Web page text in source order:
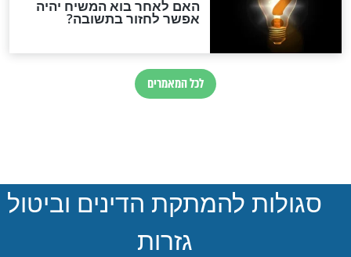
ההסכם החשאי של טראמפ
ואיראן: בלי שקיפות ועם הרבה
המסמך האבוד שנחשף
במרתפי מוסקבה: כתב היד
הנדיר של הרשב"ם התגלה